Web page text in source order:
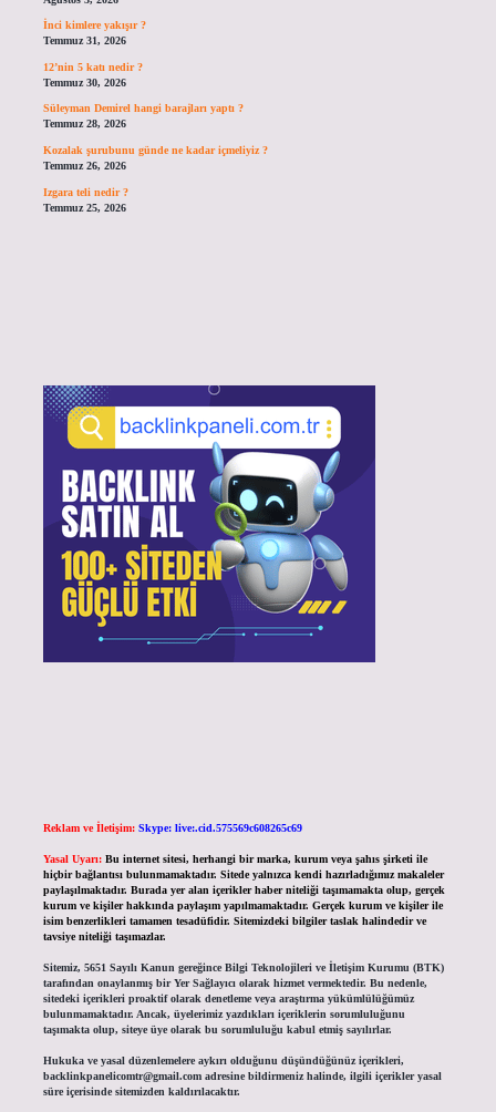
İnci kimlere yakışır ?
Temmuz 31, 2026
12’nin 5 katı nedir ?
Temmuz 30, 2026
Süleyman Demirel hangi barajları yaptı ?
Temmuz 28, 2026
Kozalak şurubunu günde ne kadar içmeliyiz ?
Temmuz 26, 2026
Izgara teli nedir ?
Temmuz 25, 2026
Reklam ve İletişim: Skype: live:.cid.575569c608265c69
Yasal Uyarı: Bu internet sitesi, herhangi bir marka, kurum veya şahıs şirketi ile
hiçbir bağlantısı bulunmamaktadır. Sitede yalnızca kendi hazırladığımız makaleler
paylaşılmaktadır. Burada yer alan içerikler haber niteliği taşımamakta olup, gerçek
kurum ve kişiler hakkında paylaşım yapılmamaktadır. Gerçek kurum ve kişiler ile
isim benzerlikleri tamamen tesadüfidir. Sitemizdeki bilgiler taslak halindedir ve
tavsiye niteliği taşımazlar.
Sitemiz, 5651 Sayılı Kanun gereğince Bilgi Teknolojileri ve İletişim Kurumu (BTK)
tarafından onaylanmış bir Yer Sağlayıcı olarak hizmet vermektedir. Bu nedenle,
sitedeki içerikleri proaktif olarak denetleme veya araştırma yükümlülüğümüz
bulunmamaktadır. Ancak, üyelerimiz yazdıkları içeriklerin sorumluluğunu
taşımakta olup, siteye üye olarak bu sorumluluğu kabul etmiş sayılırlar.
Hukuka ve yasal düzenlemelere aykırı olduğunu düşündüğünüz içerikleri,
backlinkpanelicomtr@gmail.comadresine bildirmeniz halinde, ilgili içerikler yasal
süre içerisinde sitemizden kaldırılacaktır.